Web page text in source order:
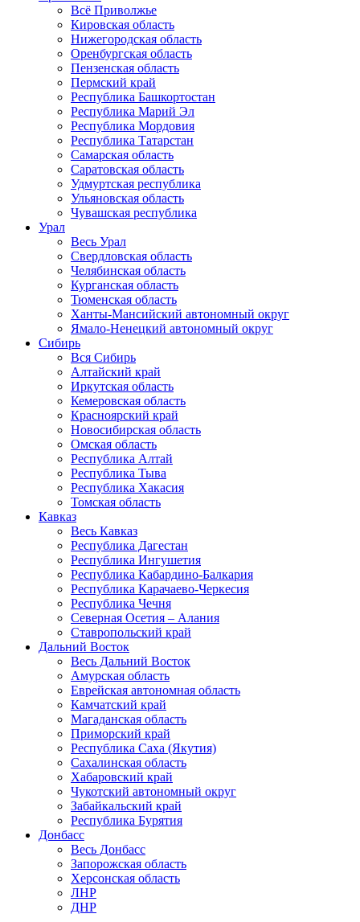
Всё Приволжье
Кировская область
Нижегородская область
Оренбургская область
Пензенская область
Пермский край
Республика Башкортостан
Республика Марий Эл
Республика Мордовия
Республика Татарстан
Самарская область
Саратовская область
Удмуртская республика
Ульяновская область
Чувашская республика
Урал
Весь Урал
Свердловская область
Челябинская область
Курганская область
Тюменская область
Ханты-Мансийский автономный округ
Ямало-Ненецкий автономный округ
Сибирь
Вся Сибирь
Алтайский край
Иркутская область
Кемеровская область
Красноярский край
Новосибирская область
Омская область
Республика Алтай
Республика Тыва
Республика Хакасия
Томская область
Кавказ
Весь Кавказ
Республика Дагестан
Республика Ингушетия
Республика Кабардино-Балкария
Республика Карачаево-Черкесия
Республика Чечня
Северная Осетия – Алания
Ставропольский край
Дальний Восток
Весь Дальний Восток
Амурская область
Еврейская автономная область
Камчатский край
Магаданская область
Приморский край
Республика Саха (Якутия)
Сахалинская область
Хабаровский край
Чукотский автономный округ
Забайкальский край
Республика Бурятия
Донбасс
Весь Донбасс
Запорожская область
Херсонская область
ЛНР
ДНР